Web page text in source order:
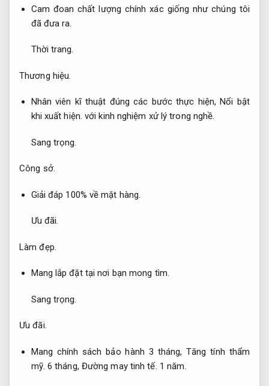
Cam đoan chất lượng chính xác giống như chúng tôi
đã đưa ra.
Thời trang.
Thương hiệu.
Nhân viên kĩ thuật đúng các bước thực hiện,Nổi bật
khi xuất hiện. với kinh nghiệm xử lý trong nghề.
Sang trọng.
Công sở.
Giải đáp 100% về mặt hàng.
Ưu đãi.
Làm đẹp.
Mang lắp đặt tại nơi bạn mong tìm.
Sang trọng.
Ưu đãi.
Mang chính sách bảo hành 3 tháng,Tăng tính thẩm
mỹ. 6 tháng, Đường may tinh tế. 1 năm.